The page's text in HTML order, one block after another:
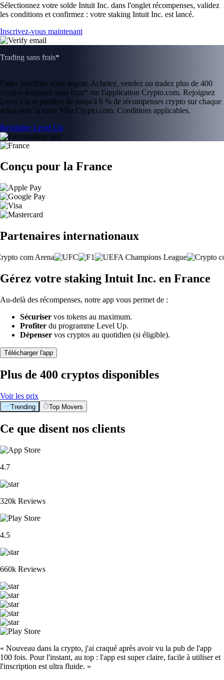
Sélectionnez votre solde Intuit Inc. dans l'onglet récompenses, validez
les conditions et confirmez : votre staking Intuit Inc. est lancé.
Inscrivez-vous maintenant
Trading sans frais*
Faites fructifier votre argent. Achetez, vendez ou tradez plus de 400
cryptos tendance sans frais* sur l'application Crypto.com. Rejoignez
Level Up et profitez de jusqu'à 6 % de récompenses crypto sur chaque
achat avec la carte Visa Crypto.com. Conditions applicables.
Rejoindre Level Up
Conçu pour la France
Partenaires internationaux
Gérez votre staking Intuit Inc. en France
Au-delà des récompenses, notre app vous permet de :
Sécuriser vos tokens au maximum.
Profiter du programme Level Up.
Dépenser vos cryptos au quotidien (si éligible).
Télécharger l'app
Plus de 400 cryptos disponibles
Voir les prix
Trending Top Movers
Ce que disent nos clients
4.7
320k Reviews
4.5
660k Reviews
« Nouveau dans la crypto, j'ai craqué après avoir vu la pub de l'app
100 fois. Pour l'instant, au top : l'app est super claire, facile à utiliser et
l'inscription est ultra fluide. »